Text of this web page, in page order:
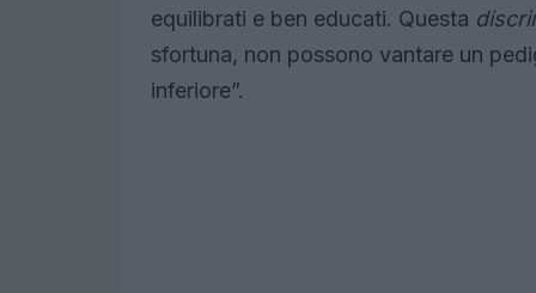
equilibrati e ben educati. Questa
sfortuna, non possono vantare un
inferiore”.